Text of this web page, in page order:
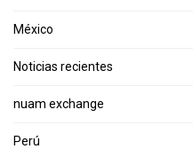
México
Noticias recientes
nuam exchange
Perú